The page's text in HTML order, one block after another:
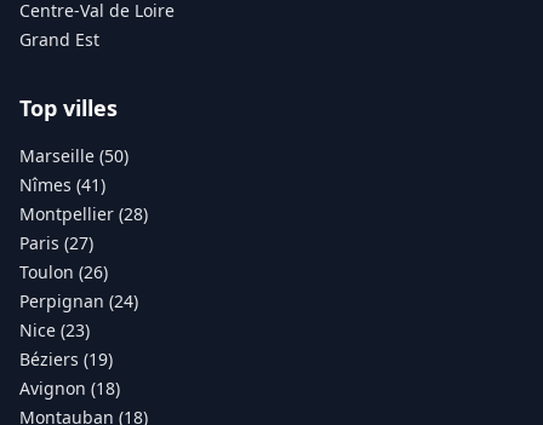
Centre-Val de Loire
Grand Est
Top villes
Marseille (50)
Nîmes (41)
Montpellier (28)
Paris (27)
Toulon (26)
Perpignan (24)
Nice (23)
Béziers (19)
Avignon (18)
Montauban (18)